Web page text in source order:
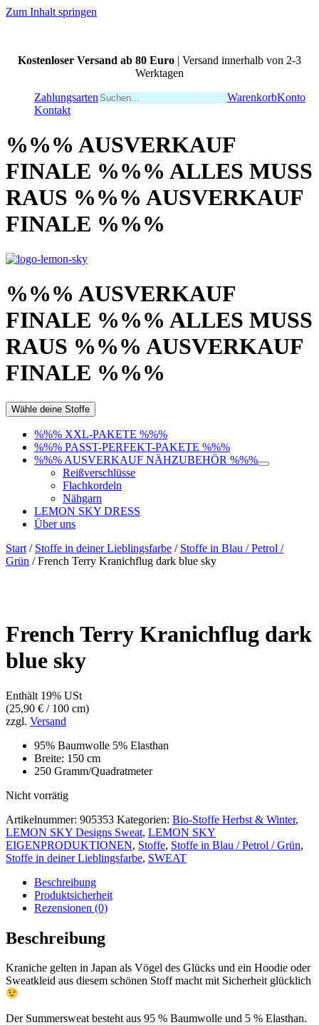
Zum Inhalt springen
Kostenloser Versand ab 80 Euro | Versand innerhalb von 2-3
Werktagen
Zahlungsarten
WarenkorbKonto
Kontakt
%%% AUSVERKAUF
FINALE %%% ALLES MUSS
RAUS %%% AUSVERKAUF
FINALE %%%
%%% AUSVERKAUF
FINALE %%% ALLES MUSS
RAUS %%% AUSVERKAUF
FINALE %%%
Wähle deine Stoffe
%%% XXL-PAKETE %%%
%%% PASST-PERFEKT-PAKETE %%%
%%% AUSVERKAUF NÄHZUBEHÖR %%%
Reißverschlüsse
Flachkordeln
Nähgarn
LEMON SKY DRESS
Über uns
Start / Stoffe in deiner Lieblingsfarbe / Stoffe in Blau / Petrol /
Grün / French Terry Kranichflug dark blue sky
French Terry Kranichflug dark
blue sky
Enthält 19% USt
(25,90 € / 100 cm)
zzgl. Versand
95% Baumwolle 5% Elasthan
Breite: 150 cm
250 Gramm/Quadratmeter
Nicht vorrätig
Artikelnummer: 905353 Kategorien: Bio-Stoffe Herbst & Winter,
LEMON SKY Designs Sweat, LEMON SKY
EIGENPRODUKTIONEN, Stoffe, Stoffe in Blau / Petrol / Grün,
Stoffe in deiner Lieblingsfarbe, SWEAT
Beschreibung
Produktsicherheit
Rezensionen (0)
Beschreibung
Kraniche gelten in Japan als Vögel des Glücks und ein Hoodie oder
Sweatkleid aus diesem schönen Stoff macht mit Sicherheit glücklich
Der Summersweat besteht aus 95 % Baumwolle und 5 % Elasthan.